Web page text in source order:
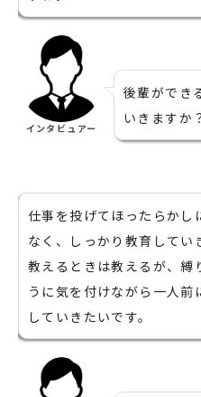
インタビュアー
後輩ができ
いきますか
仕事を投げてほったらかし
なく、しっかり教育してい
教えるときは教えるが、縛
うに気を付けながら一人前
していきたいです。